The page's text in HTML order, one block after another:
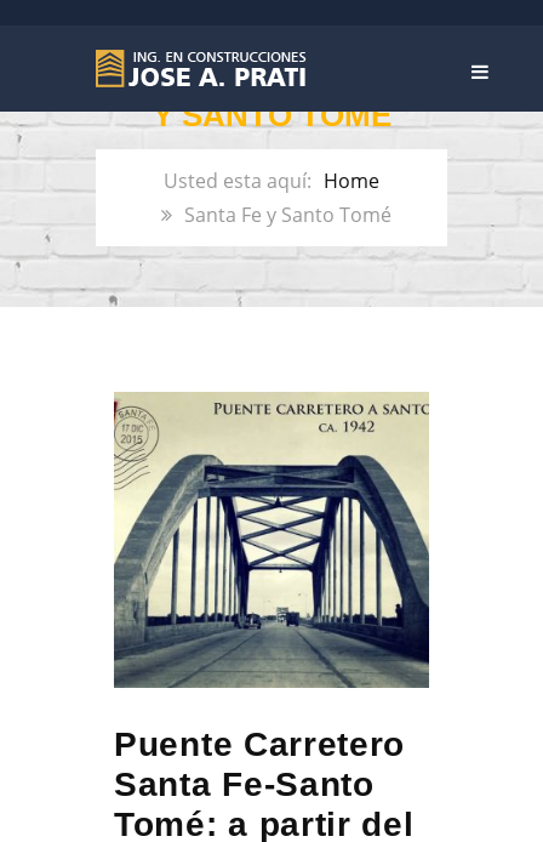
ETIQUETA:SANTA FE
Y SANTO TOMÉ
Home
Santa Fe y Santo Tomé
Puente Carretero
Santa Fe-Santo
Tomé: a partir del